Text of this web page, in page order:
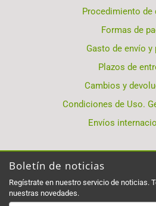
Procedimiento de
Formas de
Gasto de envío y
Plazos de
Cambios y
Condiciones de Uso.
Envíos
Boletín de noticias
Regístrate en nuestro servicio de noticias.
nuestras novedades.